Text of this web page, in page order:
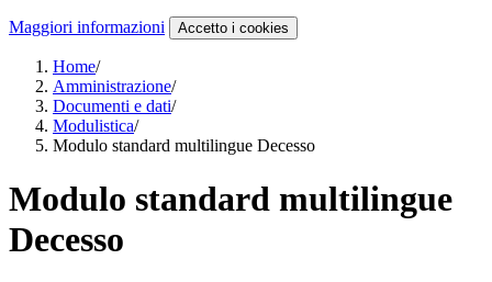
Maggiori informazioni Accetto i cookies
Home/
Amministrazione/
Documenti e dati/
Modulistica/
Modulo standard multilingue Decesso
Modulo standard multilingue
Decesso